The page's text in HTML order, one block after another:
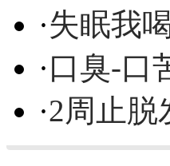
·失眠我
·口臭-口
·2周止脱